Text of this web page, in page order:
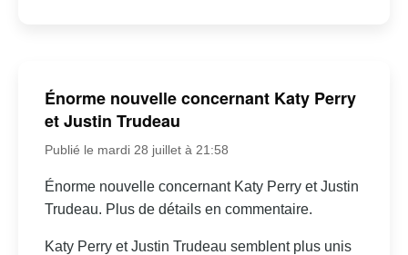
Énorme nouvelle concernant Katy Perry
et Justin Trudeau
Publié le mardi 28 juillet à 21:58
Énorme nouvelle concernant Katy Perry et Justin
Trudeau. Plus de détails en commentaire.
Katy Perry et Justin Trudeau semblent plus unis